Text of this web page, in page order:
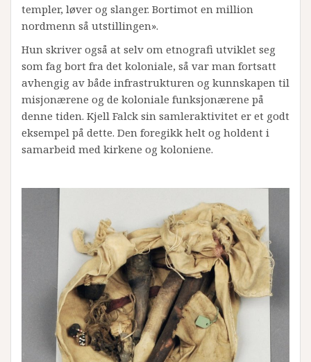
templer, løver og slanger. Bortimot en million
nordmenn så utstillingen».
Hun skriver også at selv om etnografi utviklet seg
som fag bort fra det koloniale, så var man fortsatt
avhengig av både infrastrukturen og kunnskapen til
misjonærene og de koloniale funksjonærene på
denne tiden. Kjell Falck sin samleraktivitet er et godt
eksempel på dette. Den foregikk helt og holdent i
samarbeid med kirkene og koloniene.